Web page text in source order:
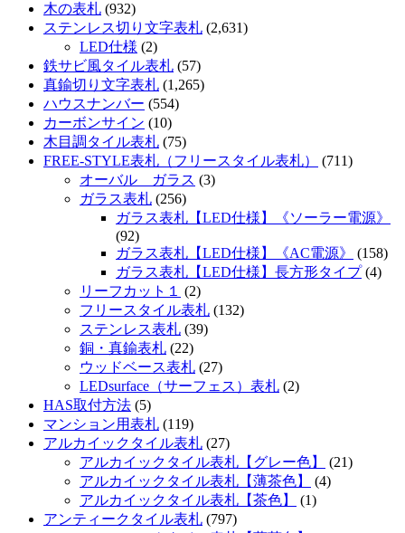
木の表札 (932)
ステンレス切り文字表札 (2,631)
LED仕様 (2)
鉄サビ風タイル表札 (57)
真鍮切り文字表札 (1,265)
ハウスナンバー (554)
カーボンサイン (10)
木目調タイル表札 (75)
FREE-STYLE表札（フリースタイル表札）
(711)
オーバル ガラス (3)
ガラス表札 (256)
ガラス表札【LED仕様】《ソーラー電源》
(92)
ガラス表札【LED仕様】《AC電源》
(158)
ガラス表札【LED仕様】長方形タイプ(4)
リーフカット１
(2)
フリースタイル表札 (132)
ステンレス表札 (39)
銅・真鍮表札 (22)
ウッドベース表札 (27)
LEDsurface（サーフェス）表札 (2)
HAS取付方法 (5)
マンション用表札 (119)
アルカイックタイル表札 (27)
アルカイックタイル表札【グレー色】
(21)
アルカイックタイル表札【薄茶色】
(4)
アルカイックタイル表札【茶色】
(1)
アンティークタイル表札 (797)